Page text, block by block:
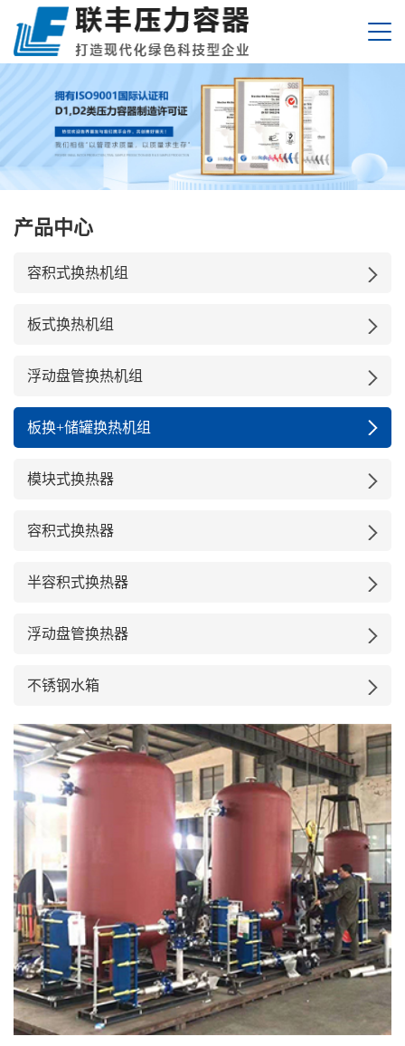
产品中心
容积式换热机组
板式换热机组
浮动盘管换热机组
板换+储罐换热机组
模块式换热器
容积式换热器
半容积式换热器
浮动盘管换热器
不锈钢水箱